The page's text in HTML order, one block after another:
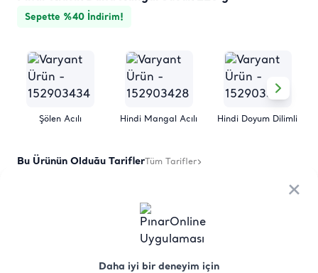
×
Daha iyi bir deneyim için
×
Daha iyi bir deneyim için
Sepette %40 İndirim!
Şölen Acılı Hindi Mangal Acılı Hindi Doyum Dilimli
Bu Ürünün Olduğu TariflerTüm Tarifler
Besin Üretici Menşei